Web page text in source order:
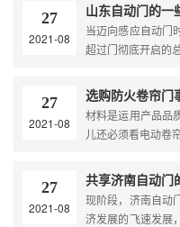
27
2021-08
山东自动门的一
当迈向感应自动门
超过门彻底开启
27
2021-08
选购防火卷帘门
材料是运用产品品
儿还必须看电动卷
27
2021-08
共享济南自动门
现阶段，济南自动
济发展的飞速发展